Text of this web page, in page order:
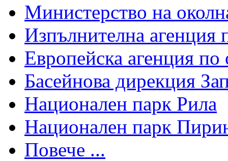
Министерство на
Изпълнителна агенция
Европейска агенция по
Басейнова дирекция
Национален парк Рила
Национален парк
Повече ...